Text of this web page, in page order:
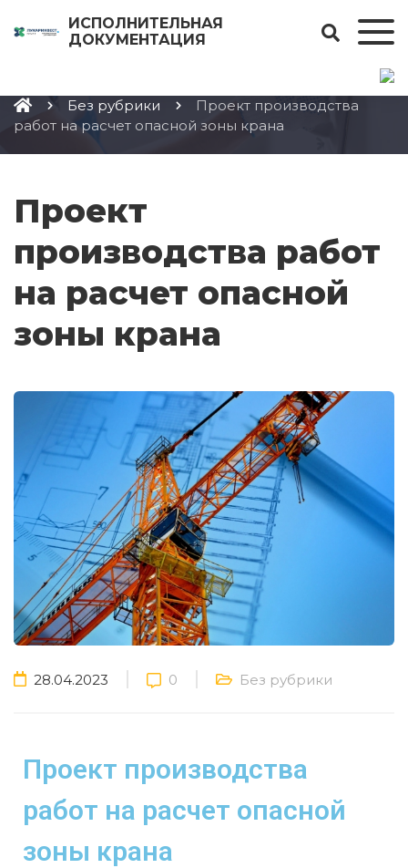
ИСПОЛНИТЕЛЬНАЯ
ДОКУМЕНТАЦИЯ
Без рубрики
Проект производства
работ на расчет опасной зоны крана
Проект
производства работ
на расчет опасной
зоны крана
28.04.2023 0 Без рубрики
Проект производства
работ на расчет опасной
зоны крана